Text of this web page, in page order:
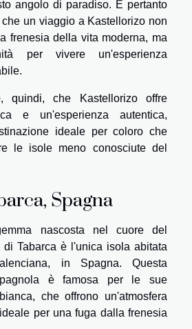
angolo di paradiso. È pertanto
un viaggio a Kastellorizo non
frenesia della vita moderna, ma
per vivere un'esperienza
quindi, che Kastellorizo offre
e un'esperienza autentica,
ideale per coloro che
le isole meno conosciute del
Spagna
nascosta nel cuore del
di Tabarca è l'unica isola abitata
in Spagna. Questa
è famosa per le sue
che offrono un'atmosfera
per una fuga dalla frenesia